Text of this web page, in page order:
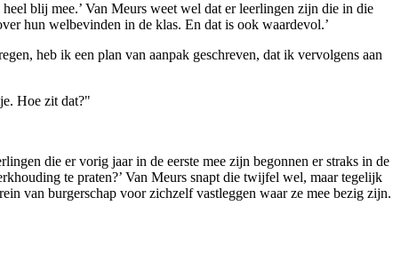
blij mee.’ Van Meurs weet wel dat er leerlingen zijn die in die
hun welbevinden in de klas. En dat is ook waardevol.’
heb ik een plan van aanpak geschreven, dat ik vervolgens aan
Hoe zit dat?"
die er vorig jaar in de eerste mee zijn begonnen er straks in de
te praten?’ Van Meurs snapt die twijfel wel, maar tegelijk
van burgerschap voor zichzelf vastleggen waar ze mee bezig zijn.